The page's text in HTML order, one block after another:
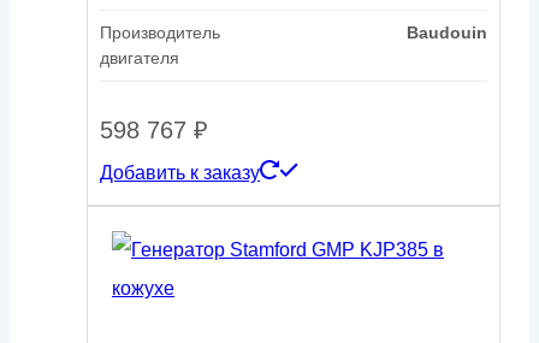
Производитель
двигателя
Baudouin
598 767 ₽
Добавить к заказу